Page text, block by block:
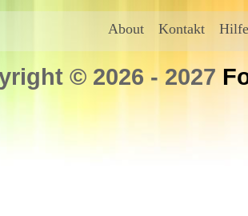
About Kontakt Hilfe
© 2026 - 2027